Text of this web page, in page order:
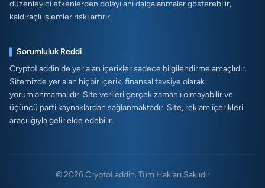
düzenleyici etkenlerden dolayı ani dalgalanmalar gösterebilir,
kaldıraçlı işlemler riski artırır.
Sorumluluk Reddi
CryptoLaddin'de yer alan içerikler sadece bilgilendirme amaçlıdır.
Sitemizde yer alan hiçbir içerik, finansal tavsiye olarak
yorumlanmamalıdır. Site verileri gerçek zamanlı olmayabilir ve
üçüncü parti kaynaklardan sağlanmaktadır. Site, reklam içerikleri
aracılığıyla gelir elde edebilir.
© 2026 CryptoLaddin. Tüm Hakları Saklıdır